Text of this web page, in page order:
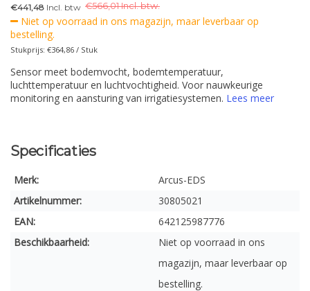
€441,48 Incl. btw €566,01 Incl. btw.
Niet op voorraad in ons magazijn, maar leverbaar op
bestelling.
Stukprijs: €364,86 / Stuk
Sensor meet bodemvocht, bodemtemperatuur,
luchttemperatuur en luchtvochtigheid. Voor nauwkeurige
monitoring en aansturing van irrigatiesystemen. Lees meer
Specificaties
Merk:
Arcus-EDS
Artikelnummer:
30805021
EAN:
642125987776
Beschikbaarheid:
Niet op voorraad in ons
magazijn, maar leverbaar op
bestelling.